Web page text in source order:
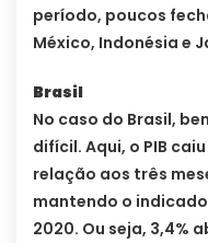
período, poucos
México, Indonésia e
Brasil
No caso do Brasil,
difícil. Aqui, o PIB
relação aos três
mantendo o
2020. Ou seja, 3,4%